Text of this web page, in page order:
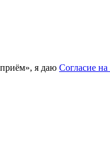
я даю Согласие